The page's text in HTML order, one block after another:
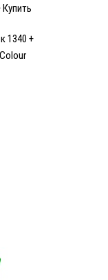
Купить
1340 +